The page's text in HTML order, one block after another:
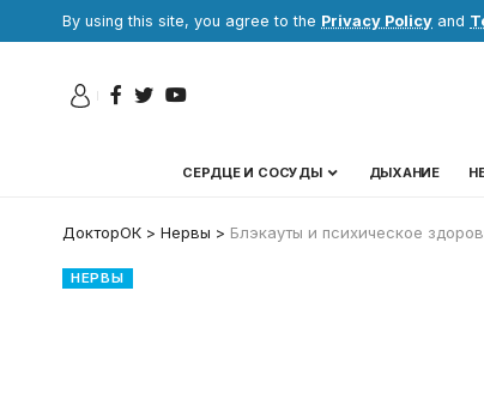
By using this site, you agree to the Privacy Policy and
СЕРДЦЕ И СОСУДЫ ДЫХАНИЕ
ДокторОК > Нервы > Блэкауты и психическое
НЕРВЫ